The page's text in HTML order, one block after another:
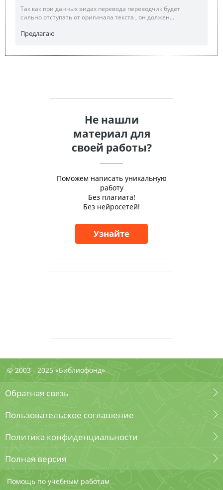
Так как при данных видах перевода переводчик будет
сильно отступать от оригинала текста , он должен...
Предлагаю
Не нашли
материал для
своей работы?
Поможем написать уникальную
работу
Без плагиата!
Без нейросетей!
Узнайте
© 2003 - 2025 «Библиофонд»
Обратная связь
Пользовательское соглашение
Политика конфиденциальности
Полная версия
Помощь по учебным работам